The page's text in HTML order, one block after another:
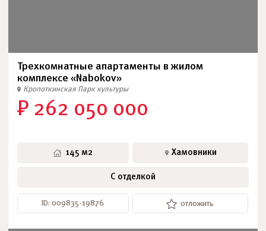
Трехкомнатные апартаменты в жилом
комплексе «Nabokov»
Кропоткинская Парк культуры
₽ 262 050 000
145 м2 Хамовники
С отделкой
ID: 009835-19876 отложить